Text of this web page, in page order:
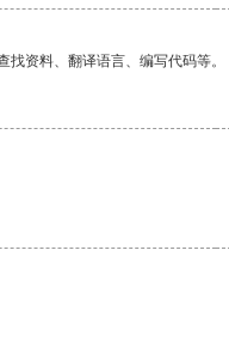
资料、翻译语言、编写代码等。